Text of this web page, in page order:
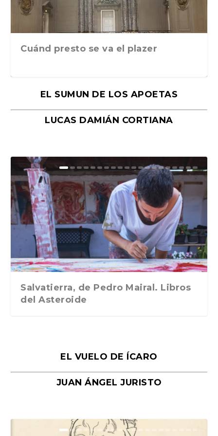
Cuánd presto se va el plazer
Moral, de Lyra Ekström Lindbäck.
Traducción de Car...
Revolución, de Hugo Gonçalves.
Libros del Asteroid...
«La música ha sido el gran amor de
mi vida». Esthe...
«El barman del Ritz», de Philippe
Collin. Traducci...
Mañanas de editorial, noches de
Bocaccio
EL SUMUN DE LOS APOETAS
LUCAS DAMIÁN CORTIANA
Salvatierra, de Pedro Mairal. Libros
del Asteroide
EL VUELO DE ÍCARO
JUAN ÁNGEL JURISTO